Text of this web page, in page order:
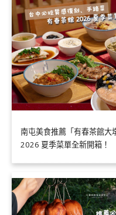
南屯美食推薦「有春茶館大
2026 夏季菜單全新開箱！